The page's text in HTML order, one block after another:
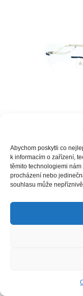
Abychom poskytli co
k informacím o zařízení,
těmito technologiemi
procházení nebo
souhlasu může
Copyright © Weiron